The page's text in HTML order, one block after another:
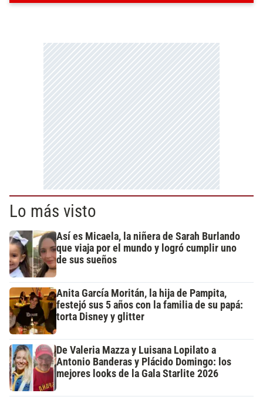
Lo más visto
Así es Micaela, la niñera de Sarah Burlando
que viaja por el mundo y logró cumplir uno
de sus sueños
Anita García Moritán, la hija de Pampita,
festejó sus 5 años con la familia de su papá:
torta Disney y glitter
De Valeria Mazza y Luisana Lopilato a
Antonio Banderas y Plácido Domingo: los
mejores looks de la Gala Starlite 2026